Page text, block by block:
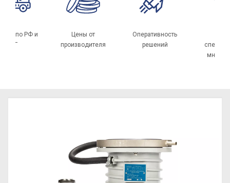
Оперативность
решений
Цены от
производителя
по РФ и
СНГ